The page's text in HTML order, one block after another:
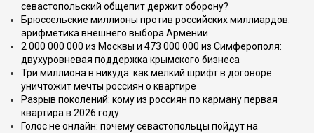
севастопольский общепит держит оборону?
Брюссельские миллионы против российских миллиардов:
арифметика внешнего выбора Армении
2 000 000 000 из Москвы и 473 000 000 из Симферополя:
двухуровневая поддержка крымского бизнеса
Три миллиона в никуда: как мелкий шрифт в договоре
уничтожит мечты россиян о квартире
Разрыв поколений: кому из россиян по карману первая
квартира в 2026 году
Голос не онлайн: почему севастопольцы пойдут на